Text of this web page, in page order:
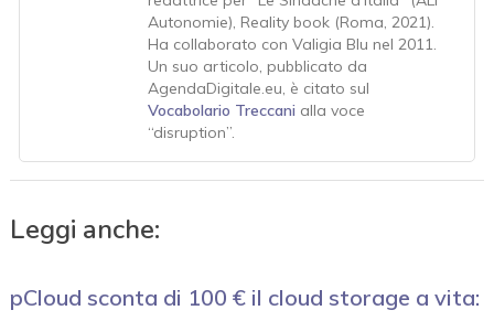
Autonomie), Reality book (Roma, 2021).
Ha collaborato con Valigia Blu nel 2011.
Un suo articolo, pubblicato da
AgendaDigitale.eu, è citato sul
Vocabolario Treccani alla voce
“disruption”.
Leggi anche:
pCloud sconta di 100 € il cloud storage a vita: